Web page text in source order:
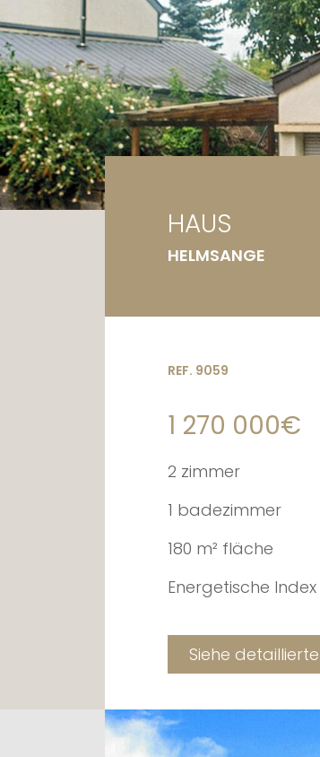
HAUS
HELMSANGE
REF. 9059
1 270 000€
2 zimmer
1 badezimmer
180 m² fläche
Energetische Index
Siehe